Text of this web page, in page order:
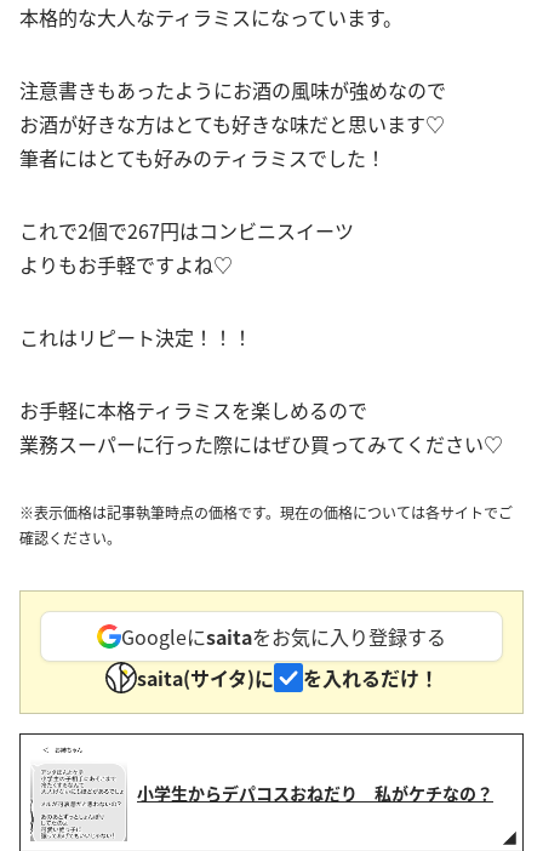
本格的な大人なティラミスになっています。
注意書きもあったようにお酒の風味が強めなので
お酒が好きな方はとても好きな味だと思います♡
筆者にはとても好みのティラミスでした！
これで2個で267円はコンビニスイーツ
よりもお手軽ですよね♡
これはリピート決定！！！
お手軽に本格ティラミスを楽しめるので
業務スーパーに行った際にはぜひ買ってみてください♡
※表示価格は記事執筆時点の価格です。現在の価格については各サイトでご
確認ください。
Googleにsaitaをお気に入り登録する
saita(サイタ)に
を入れるだけ！
小学生からデパコスおねだり 私がケチなの？